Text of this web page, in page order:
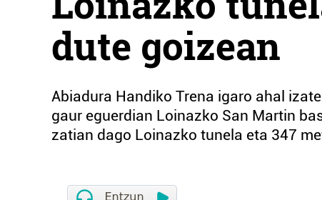
dute goizean
Abiadura Handiko Trena igaro ahal
gaur eguerdian Loinazko San Martin
zatian dago Loinazko tunela eta 347